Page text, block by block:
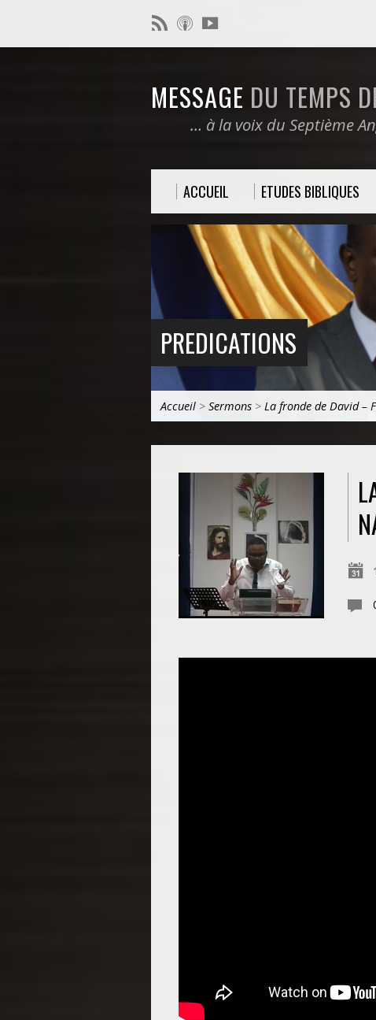
MESSAGE DU TEMPS
… à la voix du Septième
ACCUEIL ETUDES BIBLIQUES
PREDICATIONS
Accueil > Sermons > La fronde de David –